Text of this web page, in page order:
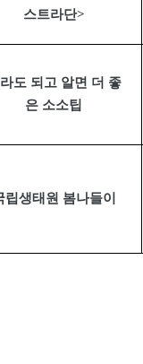
스트라단>
도 되고 알면 더 좋
은 소소팁
립생태원 봄나들이